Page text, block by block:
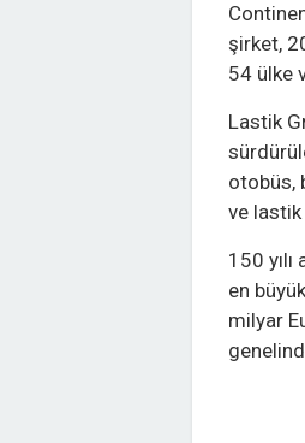
şirket,
54 ülke
Lastik
otobüs,
ve lastik
150
en
milyar